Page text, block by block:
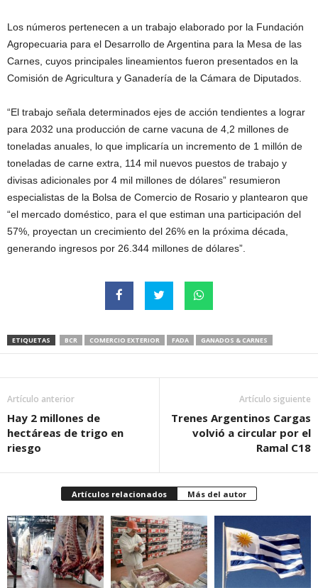
Los números pertenecen a un trabajo elaborado por la Fundación
Agropecuaria para el Desarrollo de Argentina para la Mesa de las
Carnes, cuyos principales lineamientos fueron presentados en la
Comisión de Agricultura y Ganadería de la Cámara de Diputados.
“El trabajo señala determinados ejes de acción tendientes a lograr
para 2032 una producción de carne vacuna de 4,2 millones de
toneladas anuales, lo que implicaría un incremento de 1 millón de
toneladas de carne extra, 114 mil nuevos puestos de trabajo y
divisas adicionales por 4 mil millones de dólares” resumieron
especialistas de la Bolsa de Comercio de Rosario y plantearon que
“el mercado doméstico, para el que estiman una participación del
57%, proyectan un crecimiento del 26% en la próxima década,
generando ingresos por 26.344 millones de dólares”.
ETIQUETAS BCR COMERCIO EXTERIOR FADA GANADOS & CARNES
Artículo anterior
Hay 2 millones de
hectáreas de trigo en
riesgo
Artículo siguiente
Trenes Argentinos Cargas
volvió a circular por el
Ramal C18
Artículos relacionados Más del autor